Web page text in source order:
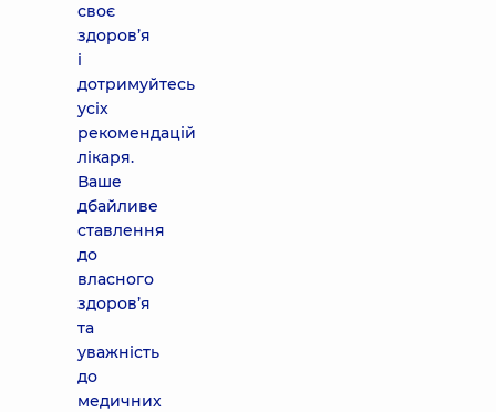
своє
здоров’я
і
дотримуйтесь
усіх
рекомендацій
лікаря.
Ваше
дбайливе
ставлення
до
власного
здоров’я
та
уважність
до
медичних